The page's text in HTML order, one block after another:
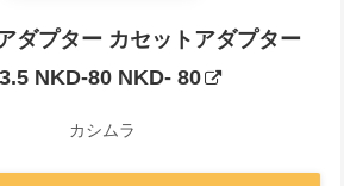
ダプター カセットアダプター
NKD-80 NKD- 80
カシムラ